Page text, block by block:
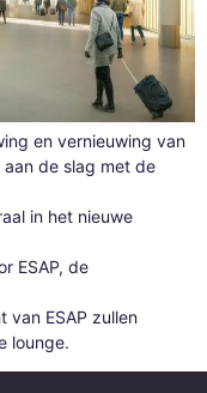
en vernieuwing van
de slag met de
in het nieuwe
ESAP, de
van ESAP zullen
lounge.